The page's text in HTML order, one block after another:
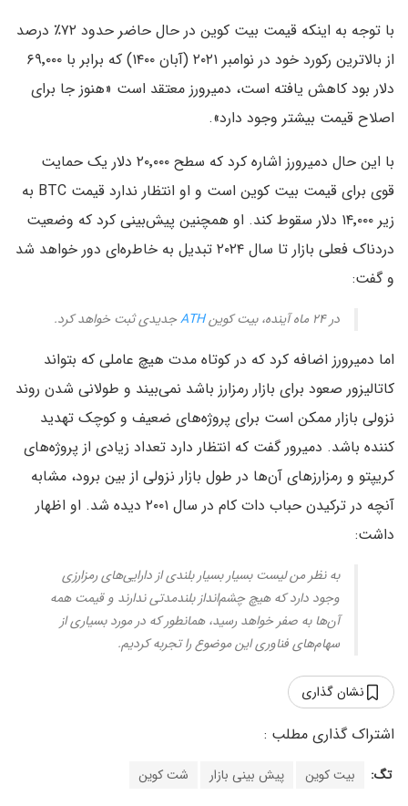
با توجه به اینکه قیمت بیت کوین در حال حاضر حدود ۷۲٪ درصد
از بالاترین رکورد خود در نوامبر ۲۰۲۱ (آبان ۱۴۰۰) که برابر با ۶۹٬۰۰۰
دلار بود کاهش یافته است، دمیرورز معتقد است «هنوز جا برای
اصلاح قیمت بیشتر وجود دارد».
با این حال دمیرورز اشاره کرد که سطح ۲۰٬۰۰۰ دلار یک حمایت
قوی برای قیمت بیت کوین است و او انتظار ندارد قیمت BTC به
زیر ۱۴٬۰۰۰ دلار سقوط کند. او همچنین پیش‌بینی کرد که وضعیت
دردناک فعلی بازار تا سال ۲۰۲۴ تبدیل به خاطره‌ای دور خواهد شد
و گفت:
در ۲۴ ماه آینده، بیت کوین ATHجدیدی ثبت خواهد کرد.
اما دمیرورز اضافه کرد که در کوتاه مدت هیچ عاملی که بتواند
کاتالیزور صعود برای بازار رمزارز باشد نمی‌بیند و طولانی شدن روند
نزولی بازار ممکن است برای پروژه‌های ضعیف و کوچک تهدید
کننده باشد. دمیرور گفت که انتظار دارد تعداد زیادی از پروژه‌های
کریپتو و رمزارزهای آن‌ها در طول بازار نزولی از بین برود، مشابه
آنچه در ترکیدن حباب دات کام در سال ۲۰۰۱ دیده شد. او اظهار
داشت:
به نظر من لیست بسیار بسیار بلندی از دارایی‌های رمزارزی
وجود دارد که هیچ چشم‌انداز بلندمدتی ندارند و قیمت همه
آن‌‍‌ها به صفر خواهد رسید، همانطور که در مورد بسیاری از
سهام‌های فناوری این موضوع را تجربه کردیم.
نشان گذاری
تگ: بیت کوین پیش بینی بازار شت کوین